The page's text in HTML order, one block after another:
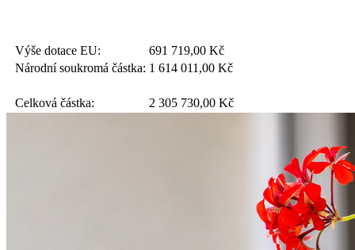
Výše dotace EU: 691 719,00 Kč
Národní soukromá částka: 1 614 011,00 Kč
Celková částka: 2 305 730,00 Kč